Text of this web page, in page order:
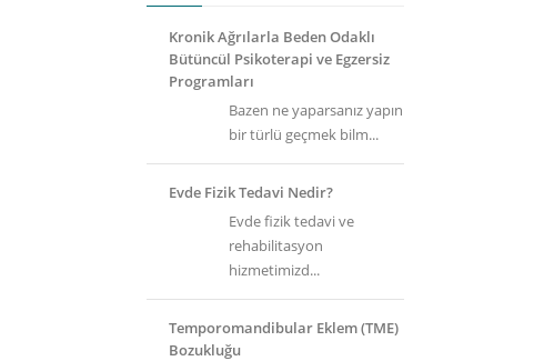
Kronik Ağrılarla Beden Odaklı
Bütüncül Psikoterapi ve Egzersiz
Programları
Bazen ne yaparsanız yapın
bir türlü geçmek bilm...
Evde Fizik Tedavi Nedir?
Evde fizik tedavi ve
rehabilitasyon
hizmetimizd...
Temporomandibular Eklem (TME)
Bozukluğu